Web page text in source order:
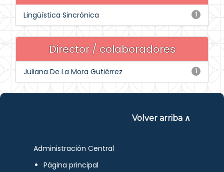
1
Lingüística Sincrónica
Director / colaboradores
1
Juliana De La Mora Gutiérrez
Volver arriba ∧
Administración Central
Página principal